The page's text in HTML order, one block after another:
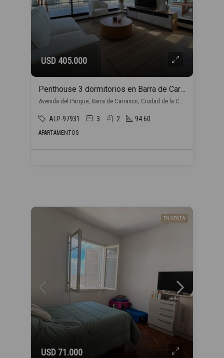
USD 405.000
Penthouse 3 dormitorios en Barra de Carrasco
Avenida del Parque, Barra de Carrasco, Ciudad de la Costa
ALP-97931 3 2 94.60
APARTAMENTOS
EN VENTA
USD 71.000